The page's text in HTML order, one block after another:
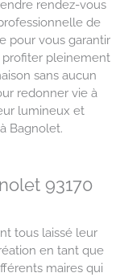
rendez-vous
de
pour vous garantir
profiter pleinement
sans aucun
redonner vie à
lumineux et
Bagnolet.
93170
tous laissé leur
en tant que
maires qui